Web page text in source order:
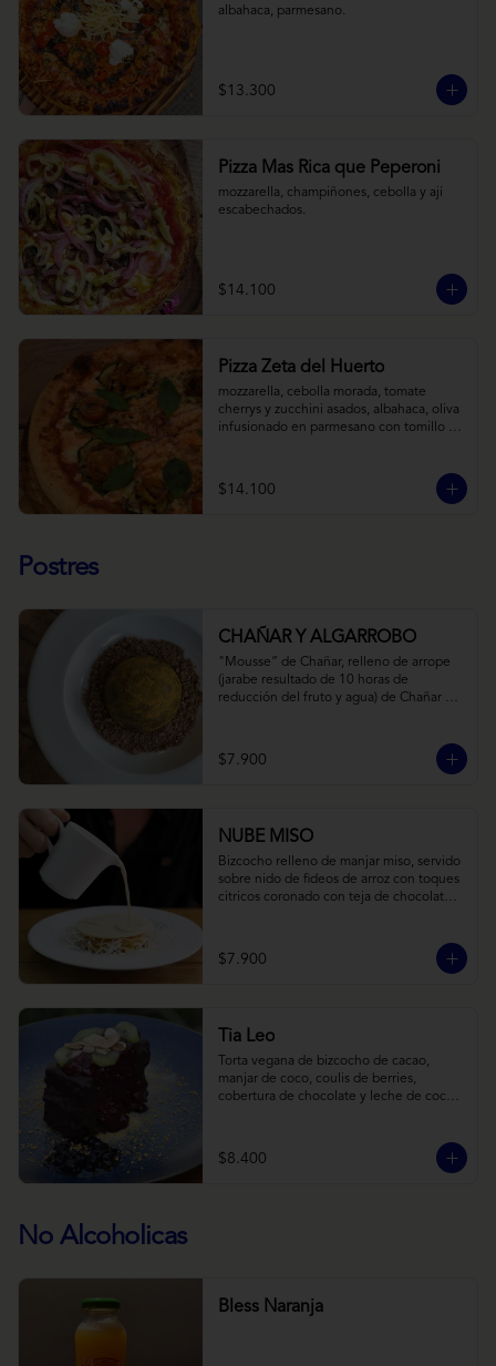
albahaca, parmesano.
$13.300
Pizza Mas Rica que Peperoni
mozzarella, champiñones, cebolla y ají
escabechados.
$14.100
Pizza Zeta del Huerto
mozzarella, cebolla morada, tomate
cherrys y zucchini asados, albahaca, oliva
infusionado en parmesano con tomillo y
$14.100
Postres
CHAÑAR Y ALGARROBO
"Mousse” de Chañar, relleno de arrope
(jarabe resultado de 10 horas de
reducción del fruto y agua) de Chañar
amargo y cúrcuma, sobre una tierra de
harina de Algarrobo y nueces.
$7.900
NUBE MISO
Bizcocho relleno de manjar miso, servido
sobre nido de fideos de arroz con toques
citricos coronado con teja de chocolate
$7.900
Tia Leo
Torta vegana de bizcocho de cacao,
manjar de coco, coulis de berries,
cobertura de chocolate y leche de coco
$8.400
No Alcoholicas
Bless Naranja